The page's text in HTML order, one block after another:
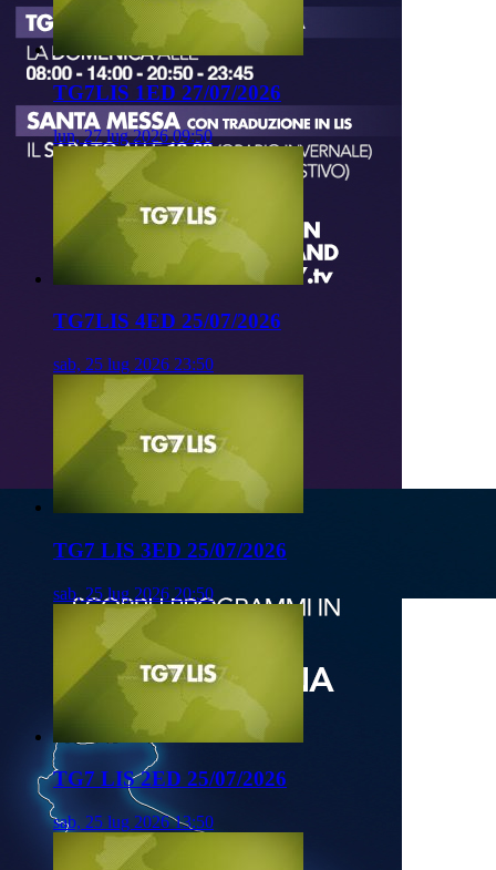
TG7LIS 1ED 27/07/2026
lun, 27 lug 2026 09:50
TG7LIS 4ED 25/07/2026
sab, 25 lug 2026 23:50
TG7 LIS 3ED 25/07/2026
sab, 25 lug 2026 20:50
TG7 LIS 2ED 25/07/2026
sab, 25 lug 2026 13:50